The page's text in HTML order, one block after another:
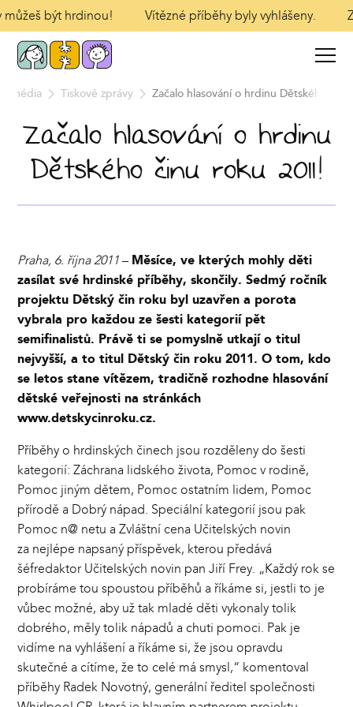
být hrdinou! Vítězné příběhy byly vyhlášeny.
média Tiskové zprávy Začalo hlasování o hrdinu Dětského
Začalo hlasování o hrdinu
Dětského činu roku 2011!
Praha, 6. října 2011 – Měsíce, ve kterých mohly děti
zasílat své hrdinské příběhy, skončily. Sedmý ročník
projektu Dětský čin roku byl uzavřen a porota
vybrala pro každou ze šesti kategorií pět
semifinalistů. Právě ti se pomyslně utkají o titul
nejvyšší, a to titul Dětský čin roku 2011. O tom, kdo
se letos stane vítězem, tradičně rozhodne hlasování
dětské veřejnosti na stránkách
www.detskycinroku.cz.
Příběhy o hrdinských činech jsou rozděleny do šesti
kategorií: Záchrana lidského života, Pomoc v rodině,
Pomoc jiným dětem, Pomoc ostatním lidem, Pomoc
přírodě a Dobrý nápad. Speciální kategorií jsou pak
Pomoc n@ netu a Zvláštní cena Učitelských novin
za nejlépe napsaný příspěvek, kterou předává
šéfredaktor Učitelských novin pan Jiří Frey. „Každý rok se
probíráme tou spoustou příběhů a říkáme si, jestli to je
vůbec možné, aby už tak mladé děti vykonaly tolik
dobrého, měly tolik nápadů a chuti pomoci. Pak je
vidíme na vyhlášení a říkáme si, že jsou opravdu
skutečné a cítíme, že to celé má smysl,“ komentoval
příběhy Radek Novotný, generální ředitel společnosti